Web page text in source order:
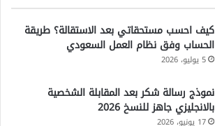
كيف احسب مستحقاتي بعد الاستقالة؟ طريقة
الحساب وفق نظام العمل السعودي
5 يوليو، 2026
نموذج رسالة شكر بعد المقابلة الشخصية
بالانجليزي جاهز للنسخ 2026
17 يونيو، 2026